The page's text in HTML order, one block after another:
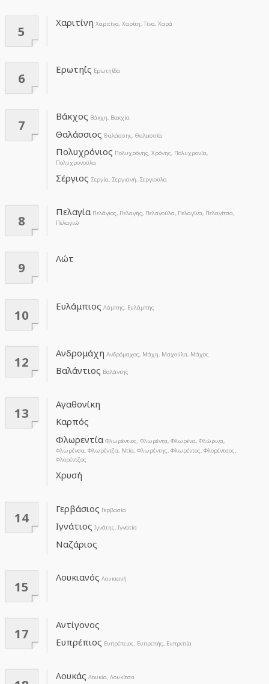
5
Χαριτίνη Χαριτίνα, Χαρίτη, Τίνα, Χαρά
6
Ερωτηΐς Ερωτηΐδα
7
Βάκχος Βάκχη, Βακχία
Θαλάσσιος Θαλάσσης, Θαλασσία
Πολυχρόνιος Πολυχρόνης, Χρόνης, Πολυχρονία,
Πολυχρονούλα
Σέργιος Σεργία, Σεργιανή, Σεργιούλα
8
Πελαγία Πελάγιος, Πελαγής, Πελαγούλα, Πελαγίνα, Πελαγίτσα,
Πελαγιώ
9
Λώτ
10
Ευλάμπιος Λάμπης, Ευλάμπης
12
Ανδρομάχη Ανδρόμαχος, Μάχη, Μαχούλα, Μάχος
Βαλάντιος Βαλάντης
13
Αγαθονίκη
Καρπός
Φλωρεντία Φλωρέντιος, Φλωρέντα, Φλωρένα, Φλώρινα,
Φλωρένσα, Φλωρέντζα, Ντία, Φλωρέντης, Φλωρέντος, Φλορέντσος,
Φλορέντζος
Χρυσή
14
Γερβάσιος Γερβασία
Ιγνάτιος Ιγνάτης, Ιγνατία
Ναζάριος
15
Λουκιανός Λουκιανή
17
Αντίγονος
Ευπρέπιος Ευπρέπειος, Ευπρεπής, Ευπρεπία
Λουκάς Λουκία, Λουκίτσα